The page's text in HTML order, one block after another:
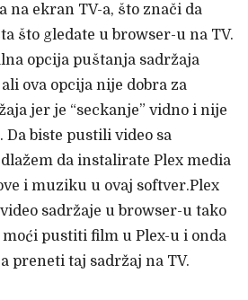
na ekran TV-a, što znači da
što gledate u browser-u na TV.
opcija puštanja sadržaja
ova opcija nije dobra za
jer je “seckanje” vidno i nije
biste pustili video sa
da instalirate Plex media
i muziku u ovaj softver.Plex
sadržaje u browser-u tako
moći pustiti film u Plex-u i onda
preneti taj sadržaj na TV.